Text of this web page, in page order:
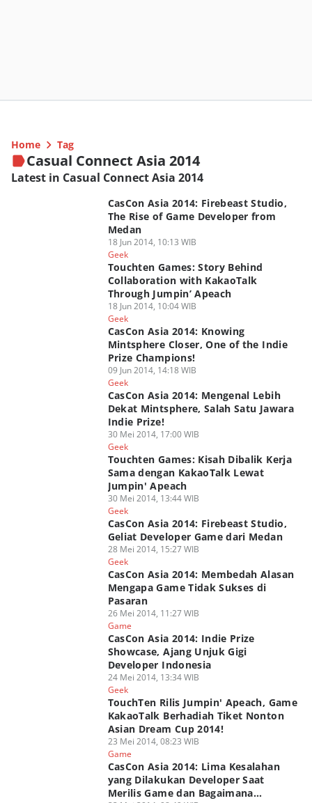
Home Tag
Casual Connect Asia 2014
Latest in Casual Connect Asia 2014
CasCon Asia 2014: Firebeast Studio,
The Rise of Game Developer from
Medan
18 Jun 2014, 10:13 WIB
Geek
Touchten Games: Story Behind
Collaboration with KakaoTalk
Through Jumpin’ Apeach
18 Jun 2014, 10:04 WIB
Geek
CasCon Asia 2014: Knowing
Mintsphere Closer, One of the Indie
Prize Champions!
09 Jun 2014, 14:18 WIB
Geek
CasCon Asia 2014: Mengenal Lebih
Dekat Mintsphere, Salah Satu Jawara
Indie Prize!
30 Mei 2014, 17:00 WIB
Geek
Touchten Games: Kisah Dibalik Kerja
Sama dengan KakaoTalk Lewat
Jumpin' Apeach
30 Mei 2014, 13:44 WIB
Geek
CasCon Asia 2014: Firebeast Studio,
Geliat Developer Game dari Medan
28 Mei 2014, 15:27 WIB
Geek
CasCon Asia 2014: Membedah Alasan
Mengapa Game Tidak Sukses di
Pasaran
26 Mei 2014, 11:27 WIB
Game
CasCon Asia 2014: Indie Prize
Showcase, Ajang Unjuk Gigi
Developer Indonesia
24 Mei 2014, 13:34 WIB
Geek
TouchTen Rilis Jumpin' Apeach, Game
KakaoTalk Berhadiah Tiket Nonton
Asian Dream Cup 2014!
23 Mei 2014, 08:23 WIB
Game
CasCon Asia 2014: Lima Kesalahan
yang Dilakukan Developer Saat
Merilis Game dan Bagaimana